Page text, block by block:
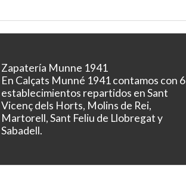
Zapatería Munne 1941
En Calçats Munné 1941 contamos con 6
establecimientos repartidos en Sant
Vicenç dels Horts, Molins de Rei,
Martorell, Sant Feliu de Llobregat y
Sabadell.